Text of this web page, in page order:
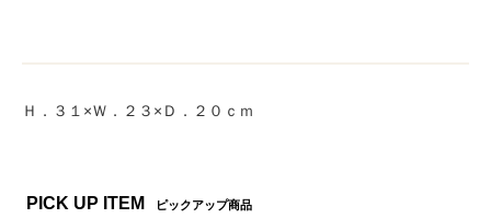
Ｈ．３１×Ｗ．２３×Ｄ．２０ｃｍ
PICK UP ITEM ピックアップ商品